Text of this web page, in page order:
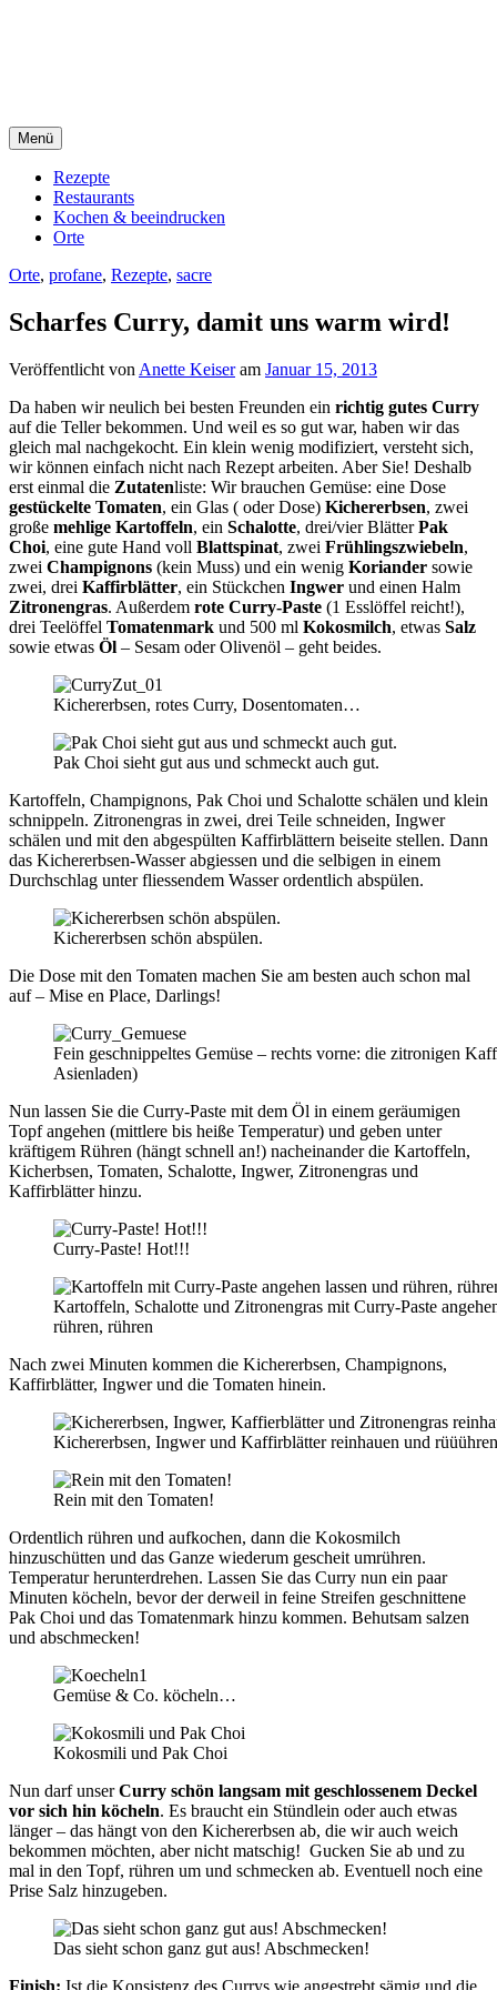
Menü
Rezepte
Restaurants
Kochen & beeindrucken
Orte
Orte, profane, Rezepte, sacre
Scharfes Curry, damit uns warm wird!
Veröffentlicht von Anette Keiseram Januar 15, 2013
Da haben wir neulich bei besten Freunden ein richtig gutes Curry
auf die Teller bekommen. Und weil es so gut war, haben wir das
gleich mal nachgekocht. Ein klein wenig modifiziert, versteht sich,
wir können einfach nicht nach Rezept arbeiten. Aber Sie! Deshalb
erst einmal die Zutatenliste: Wir brauchen Gemüse: eine Dose
gestückelte Tomaten, ein Glas ( oder Dose) Kichererbsen, zwei
große mehlige Kartoffeln, ein Schalotte, drei/vier BlätterPak
Choi, eine gute Hand voll Blattspinat, zwei Frühlingszwiebeln,
zwei Champignons (kein Muss) und ein wenig Koriander sowie
zwei, drei Kaffirblätter, ein Stückchen Ingwer und einen Halm
Zitronengras. Außerdem rote Curry-Paste (1 Esslöffel reicht!),
drei Teelöffel Tomatenmark und 500 ml Kokosmilch, etwas Salz
sowie etwas Öl – Sesam oder Olivenöl – geht beides.
Kichererbsen, rotes Curry, Dosentomaten…
Pak Choi sieht gut aus und schmeckt auch gut.
Kartoffeln, Champignons, Pak Choi und Schalotte schälen und klein
schnippeln. Zitronengras in zwei, drei Teile schneiden, Ingwer
schälen und mit den abgespülten Kaffirblättern beiseite stellen. Dann
das Kichererbsen-Wasser abgiessen und die selbigen in einem
Durchschlag unter fliessendem Wasser ordentlich abspülen.
Kichererbsen schön abspülen.
Die Dose mit den Tomaten machen Sie am besten auch schon mal
auf – Mise en Place, Darlings!
Fein geschnippeltes Gemüse – rechts vorne: die zitronigen
Asienladen)
Nun lassen Sie die Curry-Paste mit dem Öl in einem geräumigen
Topf angehen (mittlere bis heiße Temperatur) und geben unter
kräftigem Rühren (hängt schnell an!) nacheinander die Kartoffeln,
Kicherbsen, Tomaten, Schalotte, Ingwer, Zitronengras und
Kaffirblätter hinzu.
Curry-Paste! Hot!!!
Kartoffeln, Schalotte und Zitronengras mit Curry-Paste
rühren, rühren
Nach zwei Minuten kommen die Kichererbsen, Champignons,
Kaffirblätter, Ingwer und die Tomaten hinein.
Kichererbsen, Ingwer und Kaffirblätter reinhauen und
Rein mit den Tomaten!
Ordentlich rühren und aufkochen, dann die Kokosmilch
hinzuschütten und das Ganze wiederum gescheit umrühren.
Temperatur herunterdrehen. Lassen Sie das Curry nun ein paar
Minuten köcheln, bevor der derweil in feine Streifen geschnittene
Pak Choi und das Tomatenmark hinzu kommen. Behutsam salzen
und abschmecken!
Gemüse & Co. köcheln…
Kokosmili und Pak Choi
Nun darf unserCurry schön langsam mit geschlossenem Deckel
vor sich hin köcheln. Es braucht ein Stündlein oder auch etwas
länger – das hängt von den Kichererbsen ab, die wir auch weich
bekommen möchten, aber nicht matschig! Gucken Sie ab und zu
mal in den Topf, rühren um und schmecken ab. Eventuell noch eine
Prise Salz hinzugeben.
Das sieht schon ganz gut aus! Abschmecken!
Finish: Ist die Konsistenz des Currys wie angestrebt sämig und die